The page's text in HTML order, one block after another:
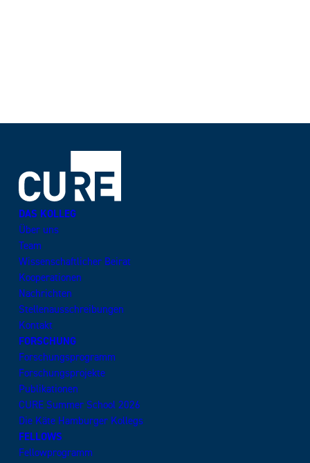
DAS KOLLEG
Über uns
Team
Wissenschaftlicher Beirat
Kooperationen
Nachrichten
Stellenausschreibungen
Kontakt
FORSCHUNG
Forschungsprogramm
Forschungsprojekte
Publikationen
CURE Summer School 2026
Die Käte Hamburger Kollegs
FELLOWS
Fellowprogramm